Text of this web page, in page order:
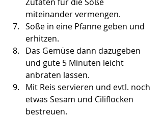
miteinander vermengen.
Soße in eine Pfanne geben und
erhitzen.
Das Gemüse dann dazugeben
und gute 5 Minuten leicht
anbraten lassen.
Mit Reis servieren und evtl. noch
etwas Sesam und Ciliflocken
bestreuen.